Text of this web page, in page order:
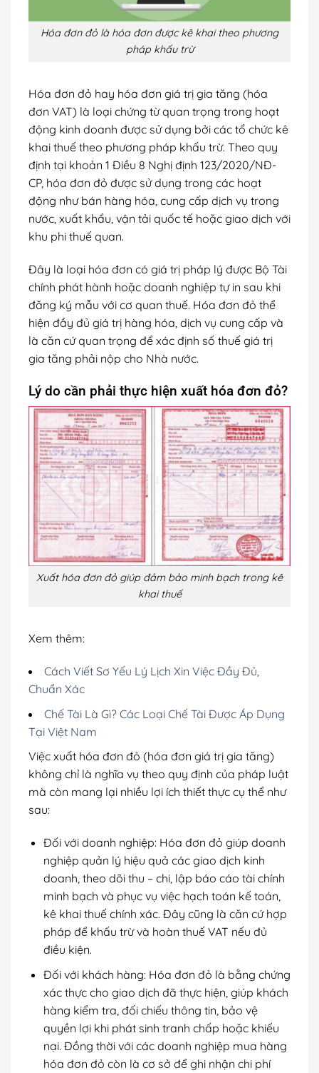
Hóa đơn đỏ là hóa đơn được kê khai theo phương
pháp khấu trừ
Hóa đơn đỏ hay hóa đơn giá trị gia tăng (hóa
đơn VAT) là loại chứng từ quan trọng trong hoạt
động kinh doanh được sử dụng bởi các tổ chức kê
khai thuế theo phương pháp khấu trừ. Theo quy
định tại khoản 1 Điều 8 Nghị định 123/2020/NĐ-
CP, hóa đơn đỏ được sử dụng trong các hoạt
động như bán hàng hóa, cung cấp dịch vụ trong
nước, xuất khẩu, vận tải quốc tế hoặc giao dịch với
khu phi thuế quan.
Đây là loại hóa đơn có giá trị pháp lý được Bộ Tài
chính phát hành hoặc doanh nghiệp tự in sau khi
đăng ký mẫu với cơ quan thuế. Hóa đơn đỏ thể
hiện đầy đủ giá trị hàng hóa, dịch vụ cung cấp và
là căn cứ quan trọng để xác định số thuế giá trị
gia tăng phải nộp cho Nhà nước.
Lý do cần phải thực hiện xuất hóa đơn đỏ?
Xuất hóa đơn đỏ giúp đảm bảo minh bạch trong kê
khai thuế
Xem thêm:
Cách Viết Sơ Yếu Lý Lịch Xin Việc Đầy Đủ,
Chuẩn Xác
Chế Tài Là Gì? Các Loại Chế Tài Được Áp Dụng
Tại Việt Nam
Việc xuất hóa đơn đỏ (hóa đơn giá trị gia tăng)
không chỉ là nghĩa vụ theo quy định của pháp luật
mà còn mang lại nhiều lợi ích thiết thực cụ thể như
sau:
Đối với doanh nghiệp: Hóa đơn đỏ giúp doanh
nghiệp quản lý hiệu quả các giao dịch kinh
doanh, theo dõi thu – chi, lập báo cáo tài chính
minh bạch và phục vụ việc hạch toán kế toán,
kê khai thuế chính xác. Đây cũng là căn cứ hợp
pháp để khấu trừ và hoàn thuế VAT nếu đủ
điều kiện.
Đối với khách hàng: Hóa đơn đỏ là bằng chứng
xác thực cho giao dịch đã thực hiện, giúp khách
hàng kiểm tra, đối chiếu thông tin, bảo vệ
quyền lợi khi phát sinh tranh chấp hoặc khiếu
nại. Đồng thời với các doanh nghiệp mua hàng
hóa đơn đỏ còn là cơ sở để ghi nhận chi phí